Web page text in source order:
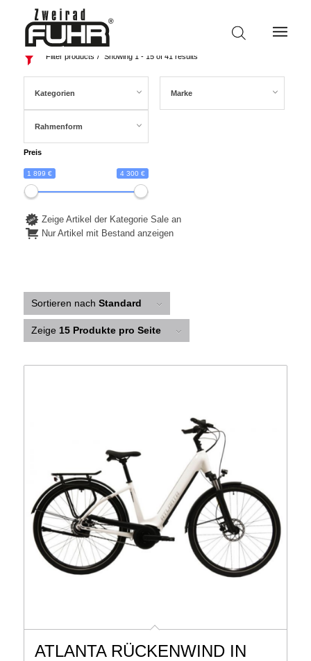
Filter products Showing 1 - 15 of 41 results
Kategorien Marke
Rahmenform
Preis
1 899 € 4 300 €
Zeige Artikel der Kategorie Sale an
Nur Artikel mit Bestand anzeigen
Sortieren nach Standard
Zeige 15 Produkte pro Seite
ATLANTA RÜCKENWIND IN